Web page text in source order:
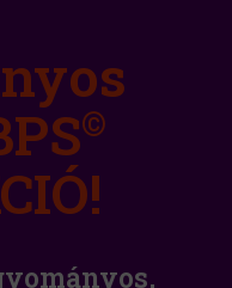
©